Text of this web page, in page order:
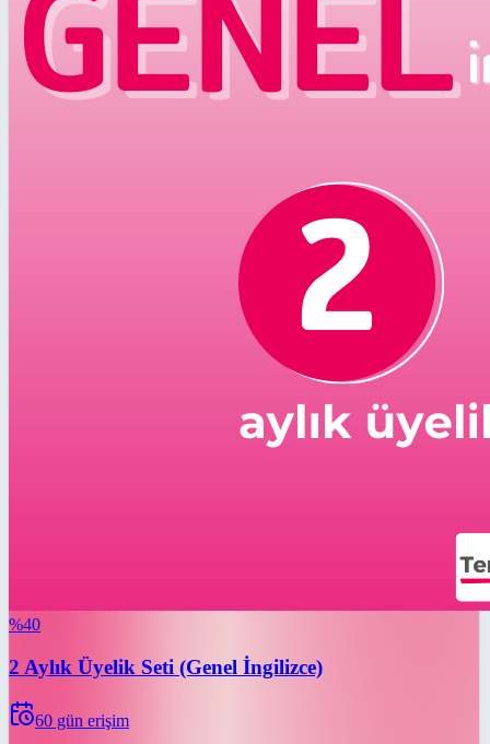
%40
2 Aylık Üyelik Seti (Genel İngilizce)
60 gün erişim